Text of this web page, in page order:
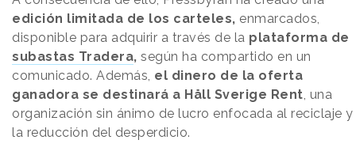
edición limitada de los carteles, enmarcados,
disponible para adquirir a través de la plataforma de
subastas Tradera, según ha compartido en un
comunicado. Además, el dinero de la oferta
ganadora se destinará a Håll Sverige Rent , una
organización sin ánimo de lucro enfocada al reciclaje y
la reducción del desperdicio.